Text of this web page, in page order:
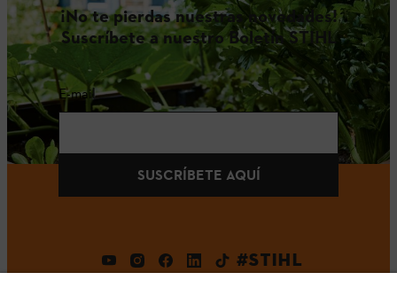
¡No te pierdas nuestras novedades!
Suscríbete a nuestro Boletín STIHL
E-mail
SUSCRÍBETE AQUÍ
#STIHL